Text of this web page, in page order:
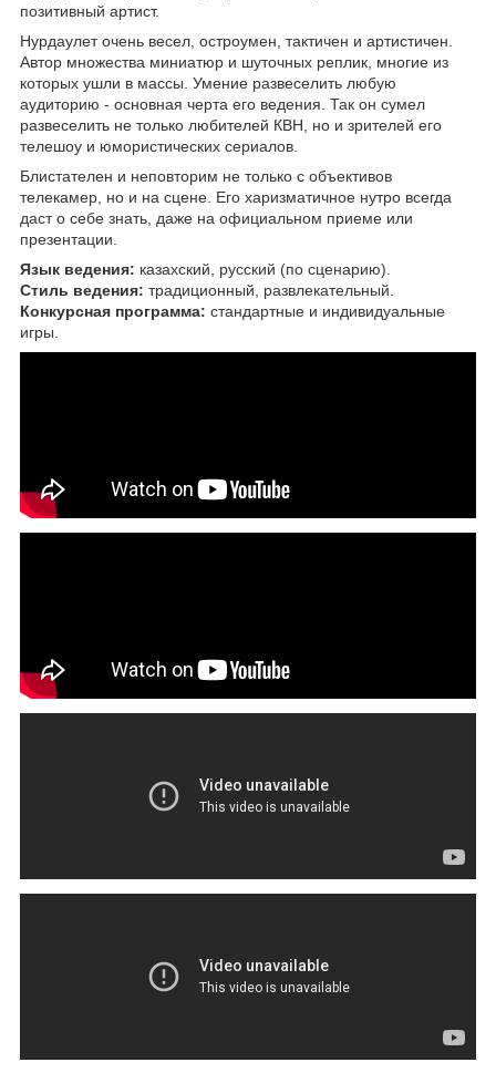
позитивный артист.
Нурдаулет очень весел, остроумен, тактичен и артистичен.
Автор множества миниатюр и шуточных реплик, многие из
которых ушли в массы. Умение развеселить любую
аудиторию - основная черта его ведения. Так он сумел
развеселить не только любителей КВН, но и зрителей его
телешоу и юмористических сериалов.
Блистателен и неповторим не только с объективов
телекамер, но и на сцене. Его харизматичное нутро всегда
даст о себе знать, даже на официальном приеме или
презентации.
Язык ведения: казахский, русский (по сценарию).
Стиль ведения: традиционный, развлекательный.
Конкурсная программа: стандартные и индивидуальные
игры.